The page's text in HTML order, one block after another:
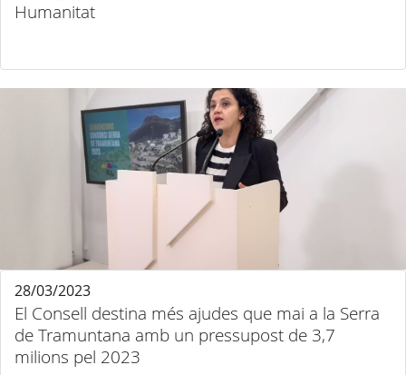
Humanitat
El Consell destina més ajudes que mai a la Serra
de Tramuntana amb un pressupost de 3,7
milions pel 2023
28/03/2023